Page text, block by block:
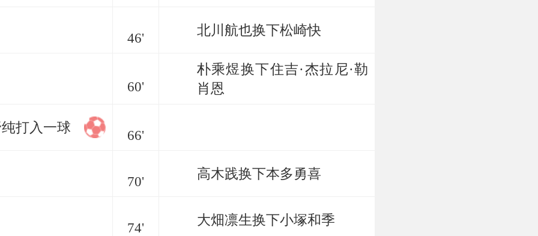
46' 北川航也换下松崎快
60'
朴乘煜换下住吉·杰拉尼·勒
肖恩
打入一球 66'
70' 高木践换下本多勇喜
74' 大畑凛生换下小塚和季